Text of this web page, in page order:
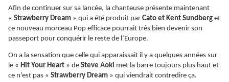
Afin de continuer sur sa lancée, la chanteuse présente maintenant
« Strawberry Dream » qui a été produit par Cato et Kent Sundberg et
ce nouveau morceau Pop efficace pourrait très bien devenir son
passeport pour conquérir le reste de l’Europe.
On a la sensation que celle qui apparaissait il y a quelques années sur
le « Hit Your Heart » de Steve Aoki met la barre toujours plus haut et
ce n’est pas « Strawberry Dream » qui viendrait contredire ça.